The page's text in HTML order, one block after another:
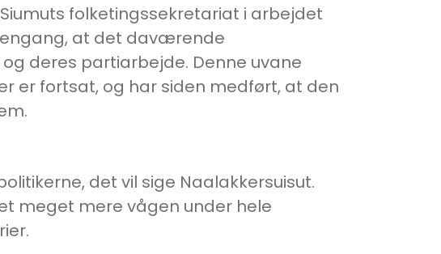
folketingssekretariat i arbejdet
at det daværende
deres partiarbejde. Denne uvane
er fortsat, og har siden medført, at den
det vil sige Naalakkersuisut.
meget mere vågen under hele